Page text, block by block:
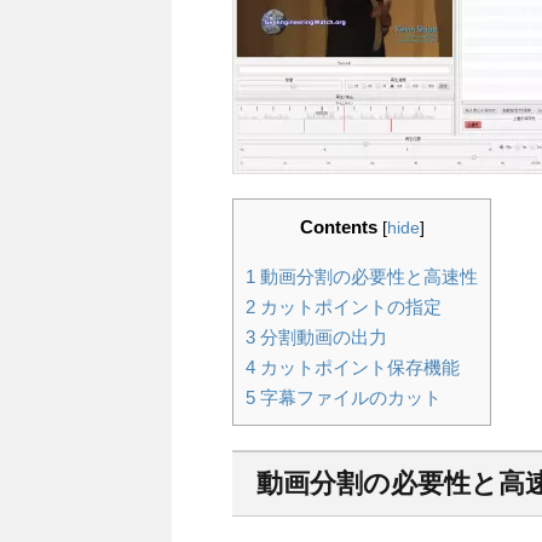
Contents [hide]
1 動画分割の必要性と高速性
2 カットポイントの指定
3 分割動画の出力
4 カットポイント保存機能
5 字幕ファイルのカット
動画分割の必要性と高